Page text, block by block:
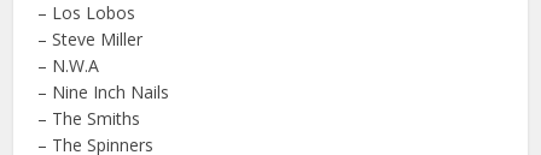
– Los Lobos
– Steve Miller
– N.W.A
– Nine Inch Nails
– The Smiths
– The Spinners